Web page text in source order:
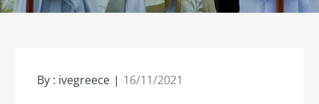
By : ivegreece 16/11/2021